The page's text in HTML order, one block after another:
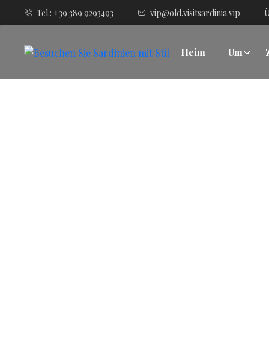
Tel.: +39 389 9293493 vip@old.visitsardinia.vip
Heim Um